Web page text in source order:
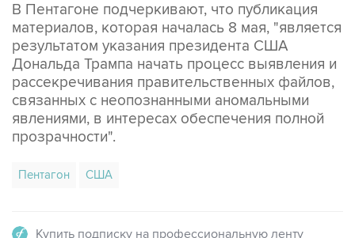
В Пентагоне подчеркивают, что публикация
материалов, которая началась 8 мая, "является
результатом указания президента США
Дональда Трампа начать процесс выявления и
рассекречивания правительственных файлов,
связанных с неопознанными аномальными
явлениями, в интересах обеспечения полной
прозрачности".
Пентагон США
Купить подписку на профессиональную ленту